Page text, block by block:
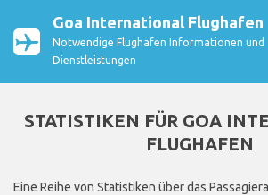
Goa International Flughafen
Notwendige Flughafen Informationen und
Dienstleistungen
STATISTIKEN FÜR GOA
FLUGHAFEN
Eine Reihe von Statistiken über das